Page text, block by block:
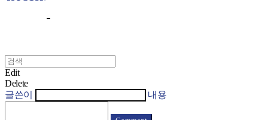
Edit
Delete
글쓴이
내용